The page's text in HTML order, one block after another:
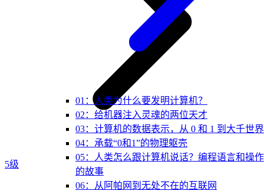
01：人类为什么要发明计算机？
02：给机器注入灵魂的两位天才
03：计算机的数据表示，从 0 和 1 到大千世界
04：承载“0和1”的物理躯壳
05：人类怎么跟计算机说话？编程语言和操
的故事
06：从阿帕网到无处不在的互联网
5级